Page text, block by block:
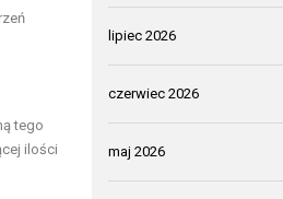
tego
ilości
lipiec 2026
czerwiec 2026
maj 2026